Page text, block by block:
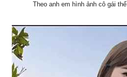
Theo anh em hình ảnh cô gái